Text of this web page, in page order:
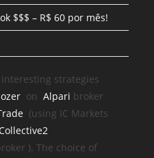
$$$ – R$ 60 por mês!
strategies
onAlpari broker
(using IC Markets
). The choice of